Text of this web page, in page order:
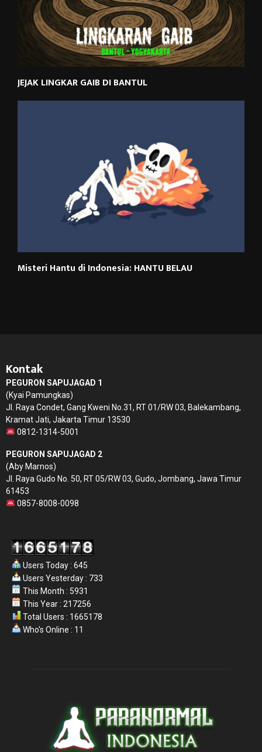
JEJAK LINGKAR GAIB DI BANTUL
Misteri Hantu di Indonesia: HANTU BELAU
Kontak
PEGURON SAPUJAGAD 1
(Kyai Pamungkas)
Jl. Raya Condet, Gang Kweni No.31, RT 01/RW 03, Balekambang,
Kramat Jati, Jakarta Timur 13530
0812-1314-5001
PEGURON SAPUJAGAD 2
(Aby Marnos)
Jl. Raya Gudo No. 50, RT 05/RW 03, Gudo, Jombang, Jawa Timur
61453
0857-8008-0098
Users Today : 645
Users Yesterday : 733
This Month : 5931
This Year : 217256
Total Users : 1665178
Who's Online : 11